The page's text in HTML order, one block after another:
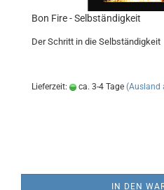
Bon Fire - Selbständigkeit
Der Schritt in die Selbständigkeit
Lieferzeit: ca. 3-4 Tage (Ausland
IN DEN